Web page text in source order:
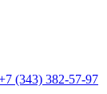
(343) 382-57-97